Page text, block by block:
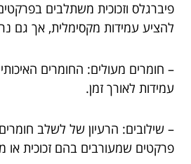
פיברגלס וזכוכית משתלבים
להציע עמידות מקסימלית, אך גם
– חומרים מעולים: החומרים
עמידות לאורך זמן.
– שילובים: הרעיון של לשלב
פרקטים שמעורבים בהם זכוכית או